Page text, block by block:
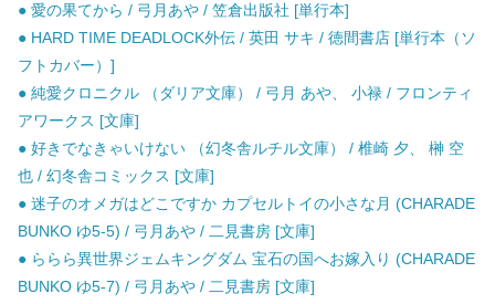
● 愛の果てから / 弓月あや / 笠倉出版社 [単行本]
● HARD TIME DEADLOCK外伝 / 英田 サキ / 徳間書店 [単行本（ソ
フトカバー）]
● 純愛クロニクル （ダリア文庫） / 弓月 あや、 小禄 / フロンティ
アワークス [文庫]
● 好きでなきゃいけない （幻冬舎ルチル文庫） / 椎崎 夕、 榊 空
也 / 幻冬舎コミックス [文庫]
● 迷子のオメガはどこですか カプセルトイの小さな月 (CHARADE
BUNKO ゆ5-5) / 弓月あや / 二見書房 [文庫]
● ららら異世界ジェムキングダム 宝石の国へお嫁入り (CHARADE
BUNKO ゆ5-7) / 弓月あや / 二見書房 [文庫]